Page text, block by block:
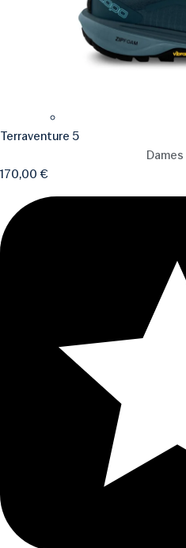
Terraventure 5
Dames
170,00 €